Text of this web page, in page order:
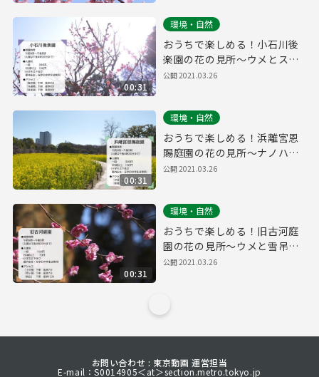
00:31
環境・自然
おうちで楽しめる！小石川後
楽園の花の見所～ウメとスイ
セン～
公開2021.03.26
00:31
環境・自然
おうちで楽しめる！浜離宮恩
賜庭園の花の見所～ナノハナ
とウメ～
公開2021.03.26
00:31
環境・自然
おうちで楽しめる！旧古河庭
園の花の見所～ウメと雪吊り
～
公開2021.03.26
お問い合わせ : 東京動画 運営担当
E-mail：S0014905＜at＞section.metro.tokyo.jp